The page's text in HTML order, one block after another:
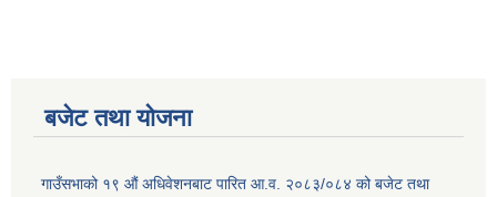
बजेट तथा याेजना
गाउँसभाको १९ औं अधिवेशनबाट पारित आ.व. २०८३/०८४ को बजेट तथा